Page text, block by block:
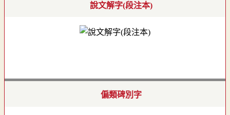
說文解字(段注本)
偏類碑別字